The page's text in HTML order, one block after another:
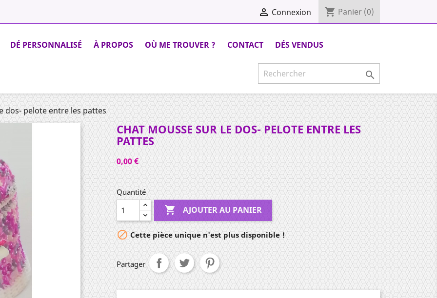
 Connexion shopping_cart Panier (0)
DÉ PERSONNALISÉ À PROPOS OÙ ME TROUVER ? CONTACT DÉS VENDUS

dos- pelote entre les pattes
CHAT MOUSSE SUR LE DOS- PELOTE ENTRE LES
PATTES
0,00 €
Quantité
 AJOUTER AU PANIER
Cette pièce unique n'est plus disponible !
Partager